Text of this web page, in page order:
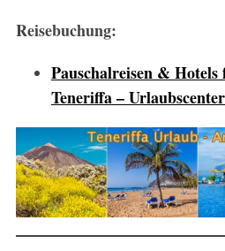
Reisebuchung:
Pauschalreisen &
Teneriffa –